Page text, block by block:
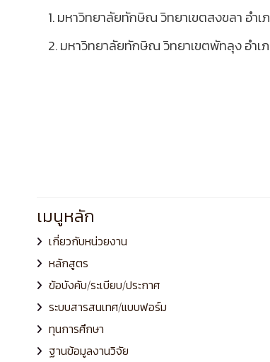
1. มหาวิทยาลัยทักษิณ วิทยาเขตสงขลา อำเ
2. มหาวิทยาลัยทักษิณ วิทยาเขตพัทลุง อำ
เมนูหลัก
เกี่ยวกับหน่วยงาน
หลักสูตร
ข้อบังคับ/ระเบียบ/ประกาศ
ระบบสารสนเทศ/แบบฟอร์ม
ทุนการศึกษา
ฐานข้อมูลงานวิจัย